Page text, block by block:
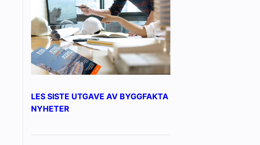
LES SISTE UTGAVE AV BYGGFAKTA
NYHETER